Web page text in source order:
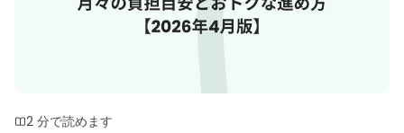
2 分で読めます